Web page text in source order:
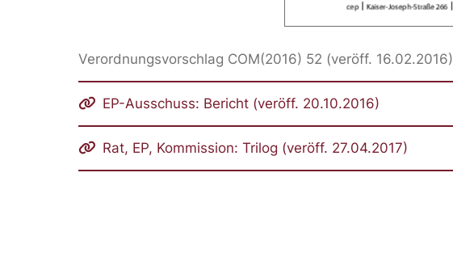
Verordnungsvorschlag COM(2016) 52 (veröff. 16.02.2016)
EP-Ausschuss: Bericht (veröff. 20.10.2016)
Rat, EP, Kommission: Trilog (veröff. 27.04.2017)